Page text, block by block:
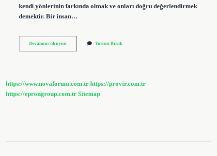
kendi yönlerinin farkında olmak ve onları doğru değerlendirmek
demektir. Bir insan…
Devamını okuyunBir
Yorum Bırak
https://www.novaforum.com.tr https://provir.com.tr
https://eprongroup.com.tr Sitemap